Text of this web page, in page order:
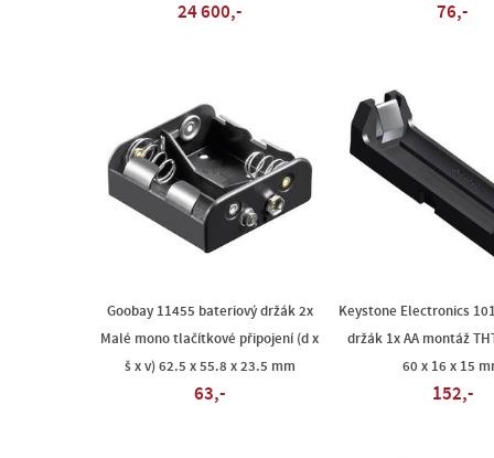
24 600,- 76,-
Goobay 11455 bateriový držák 2x
Malé mono tlačítkové připojení (d x
š x v) 62.5 x 55.8 x 23.5 mm
63,-
Keystone Electronics
držák 1x AA montáž
60 x 16 x 15
152,-